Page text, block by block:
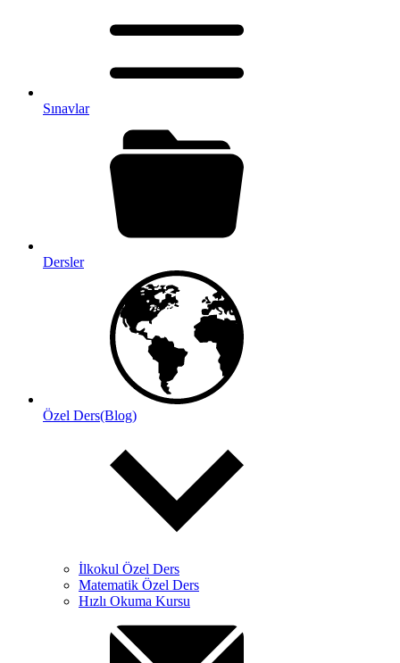
Sınavlar
Dersler
Özel Ders(Blog)
İlkokul Özel Ders
Matematik Özel Ders
Hızlı Okuma Kursu